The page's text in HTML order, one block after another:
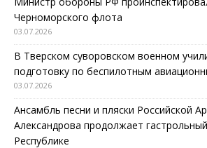
Черноморского флота
03.07.2026
В Тверском суворовском военном
подготовку по беспилотным
03.07.2026
Ансамбль песни и пляски Российской
Александрова продолжает
Республике